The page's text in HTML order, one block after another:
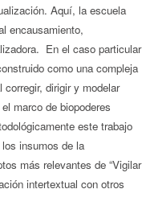
Aquí, la escuela
encausamiento,
En el caso particular
como una compleja
dirigir y modelar
marco de biopoderes
este trabajo
insumos de la
más relevantes de “Vigilar
intertextual con otros